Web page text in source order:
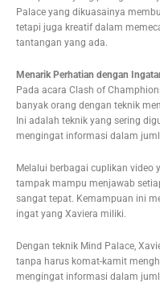
Palace yang dikuasainya
tetapi juga kreatif dalam
tantangan yang ada.
Menarik Perhatian dengan
Pada acara Clash of
banyak orang dengan teknik
Ini adalah teknik yang sering
mengingat informasi dalam
Melalui berbagai cuplikan video
tampak mampu menjawab
sangat tepat. Kemampuan ini
ingat yang Xaviera miliki.
Dengan teknik Mind Palace,
tanpa harus komat-kamit
mengingat informasi dalam